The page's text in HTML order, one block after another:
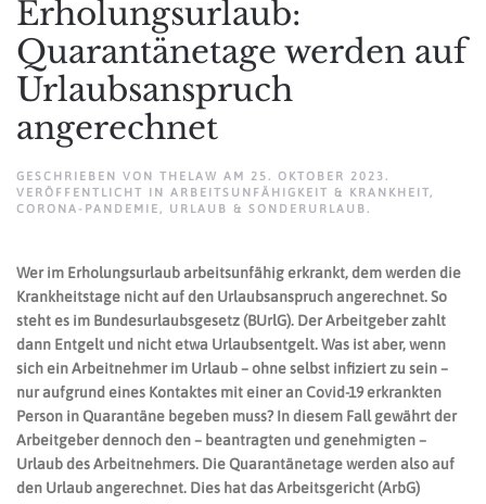
Erholungsurlaub:
Quarantänetage werden auf
Urlaubsanspruch
angerechnet
GESCHRIEBEN VON THELAW AM 25. OKTOBER 2023 .
VERÖFFENTLICHT IN ARBEITSUNFÄHIGKEIT & KRANKHEIT,
CORONA-PANDEMIE , URLAUB & SONDERURLAUB .
Wer im Erholungsurlaub arbeitsunfähig erkrankt, dem werden die
Krankheitstage nicht auf den Urlaubsanspruch angerechnet. So
steht es im Bundesurlaubsgesetz (BUrlG). Der Arbeitgeber zahlt
dann Entgelt und nicht etwa Urlaubsentgelt. Was ist aber, wenn
sich ein Arbeitnehmer im Urlaub – ohne selbst infiziert zu sein –
nur aufgrund eines Kontaktes mit einer an Covid-19 erkrankten
Person in Quarantäne begeben muss? In diesem Fall gewährt der
Arbeitgeber dennoch den – beantragten und genehmigten –
Urlaub des Arbeitnehmers. Die Quarantänetage werden also auf
den Urlaub angerechnet. Dies hat das Arbeitsgericht (ArbG)